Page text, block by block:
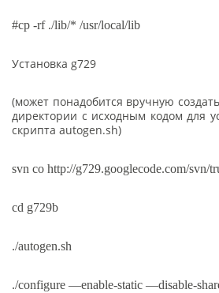
#cp -rf ./lib/* /usr/local/lib
Установка g729
(может понадобится вручную
директории с исходным кодом для
скрипта autogen.sh)
svn co http://g729.googlecode.com/svn/
cd g729b
./autogen.sh
./configure —enable-static —disable-